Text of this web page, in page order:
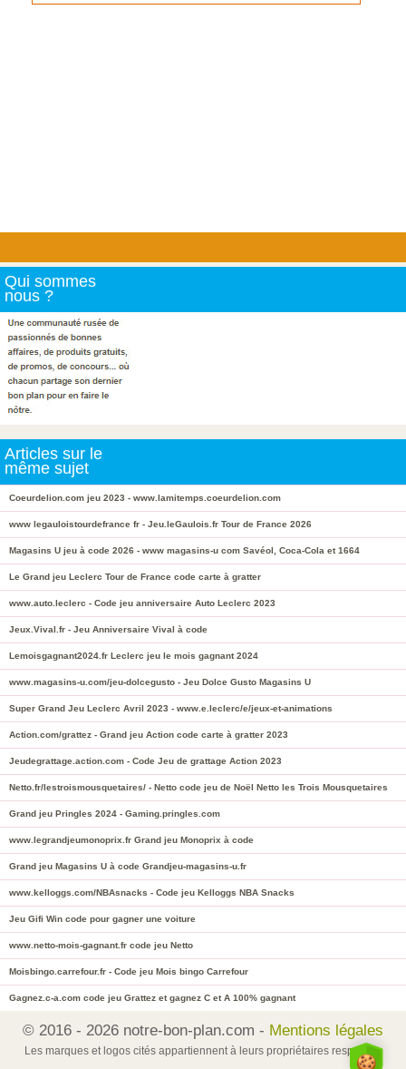
Qui sommes
nous ?
Articles sur le
même sujet
Coeurdelion.com jeu 2023 - www.lamitemps.coeurdelion.com
www legauloistourdefrance fr - Jeu.leGaulois.fr Tour de France 2026
Magasins U jeu à code 2026 - www magasins-u com Savéol, Coca-Cola et 1664
Le Grand jeu Leclerc Tour de France code carte à gratter
www.auto.leclerc - Code jeu anniversaire Auto Leclerc 2023
Jeux.Vival.fr - Jeu Anniversaire Vival à code
Lemoisgagnant2024.fr Leclerc jeu le mois gagnant 2024
www.magasins-u.com/jeu-dolcegusto - Jeu Dolce Gusto Magasins U
Super Grand Jeu Leclerc Avril 2023 - www.e.leclerc/e/jeux-et-animations
Action.com/grattez - Grand jeu Action code carte à gratter 2023
Jeudegrattage.action.com - Code Jeu de grattage Action 2023
Netto.fr/lestroismousquetaires/ - Netto code jeu de Noël Netto les Trois Mousquetaires
Grand jeu Pringles 2024 - Gaming.pringles.com
www.legrandjeumonoprix.fr Grand jeu Monoprix à code
Grand jeu Magasins U à code Grandjeu-magasins-u.fr
www.kelloggs.com/NBAsnacks - Code jeu Kelloggs NBA Snacks
Jeu Gifi Win code pour gagner une voiture
www.netto-mois-gagnant.fr code jeu Netto
Moisbingo.carrefour.fr - Code jeu Mois bingo Carrefour
Gagnez.c-a.com code jeu Grattez et gagnez C et A 100% gagnant
© 2016 - 2026 notre-bon-plan.com - Mentions légales
Les marques et logos cités appartiennent à leurs propriétaires respectifs.